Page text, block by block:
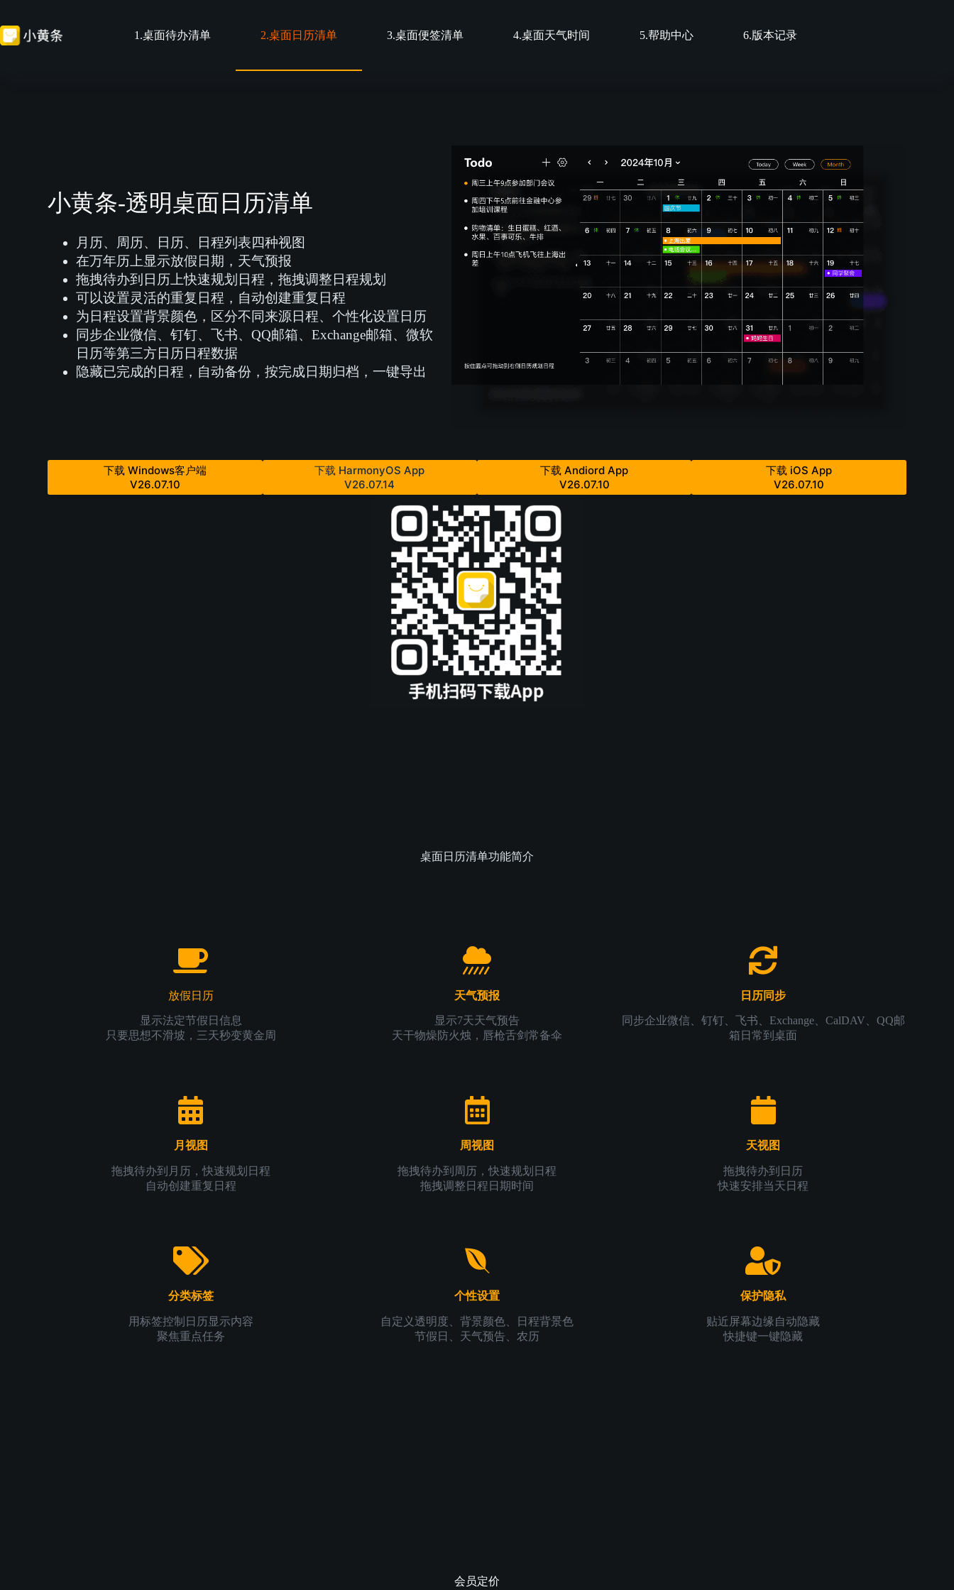
内
1.桌面待办清单 2.桌面日历清单 3.桌面便签清单 4.桌面天气时间 5.帮助中心 6.版本记录
小黄条-透明桌面日历清单
月历、周历、日历、日程列表四种视图
在万年历上显示放假日期，天气预报
拖拽待办到日历上快速规划日程，拖拽调整日程规划
可以设置灵活的重复日程，自动创建重复日程
为日程设置背景颜色，区分不同来源日程、个性化设置日历
同步企业微信、钉钉、飞书、QQ邮箱、Exchange邮箱、微软
日历等第三方日历日程数据
隐藏已完成的日程，自动备份，按完成日期归档，一键导出
下载 Windows客户端
V26.07.10
下载 HarmonyOS App
V26.07.14
下载 Andiord App
V26.07.10
下载 iOS App
V26.07.10
桌面日历清单功能简介
放假日历
显示法定节假日信息
只要思想不滑坡，三天秒变黄金周
天气预报
显示7天天气预告
天干物燥防火烛，唇枪舌剑常备伞
日历同步
同步企业微信、钉钉、飞书、Exchange、CalDAV、QQ邮
箱日常到桌面
月视图
拖拽待办到月历，快速规划日程
自动创建重复日程
周视图
拖拽待办到周历，快速规划日程
拖拽调整日程日期时间
天视图
拖拽待办到日历
快速安排当天日程
分类标签
用标签控制日历显示内容
聚焦重点任务
个性设置
自定义透明度、背景颜色、日程背景色
节假日、天气预告、农历
保护隐私
贴近屏幕边缘自动隐藏
快捷键一键隐藏
会员定价